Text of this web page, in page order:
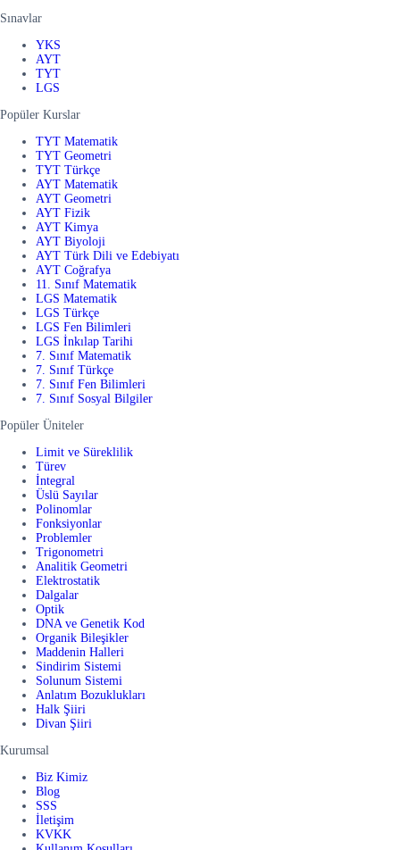
Sınavlar
YKS
AYT
TYT
LGS
Popüler Kurslar
TYT Matematik
TYT Geometri
TYT Türkçe
AYT Matematik
AYT Geometri
AYT Fizik
AYT Kimya
AYT Biyoloji
AYT Türk Dili ve Edebiyatı
AYT Coğrafya
11. Sınıf Matematik
LGS Matematik
LGS Türkçe
LGS Fen Bilimleri
LGS İnkılap Tarihi
7. Sınıf Matematik
7. Sınıf Türkçe
7. Sınıf Fen Bilimleri
7. Sınıf Sosyal Bilgiler
Popüler Üniteler
Limit ve Süreklilik
Türev
İntegral
Üslü Sayılar
Polinomlar
Fonksiyonlar
Problemler
Trigonometri
Analitik Geometri
Elektrostatik
Dalgalar
Optik
DNA ve Genetik Kod
Organik Bileşikler
Maddenin Halleri
Sindirim Sistemi
Solunum Sistemi
Anlatım Bozuklukları
Halk Şiiri
Divan Şiiri
Kurumsal
Biz Kimiz
Blog
SSS
İletişim
KVKK